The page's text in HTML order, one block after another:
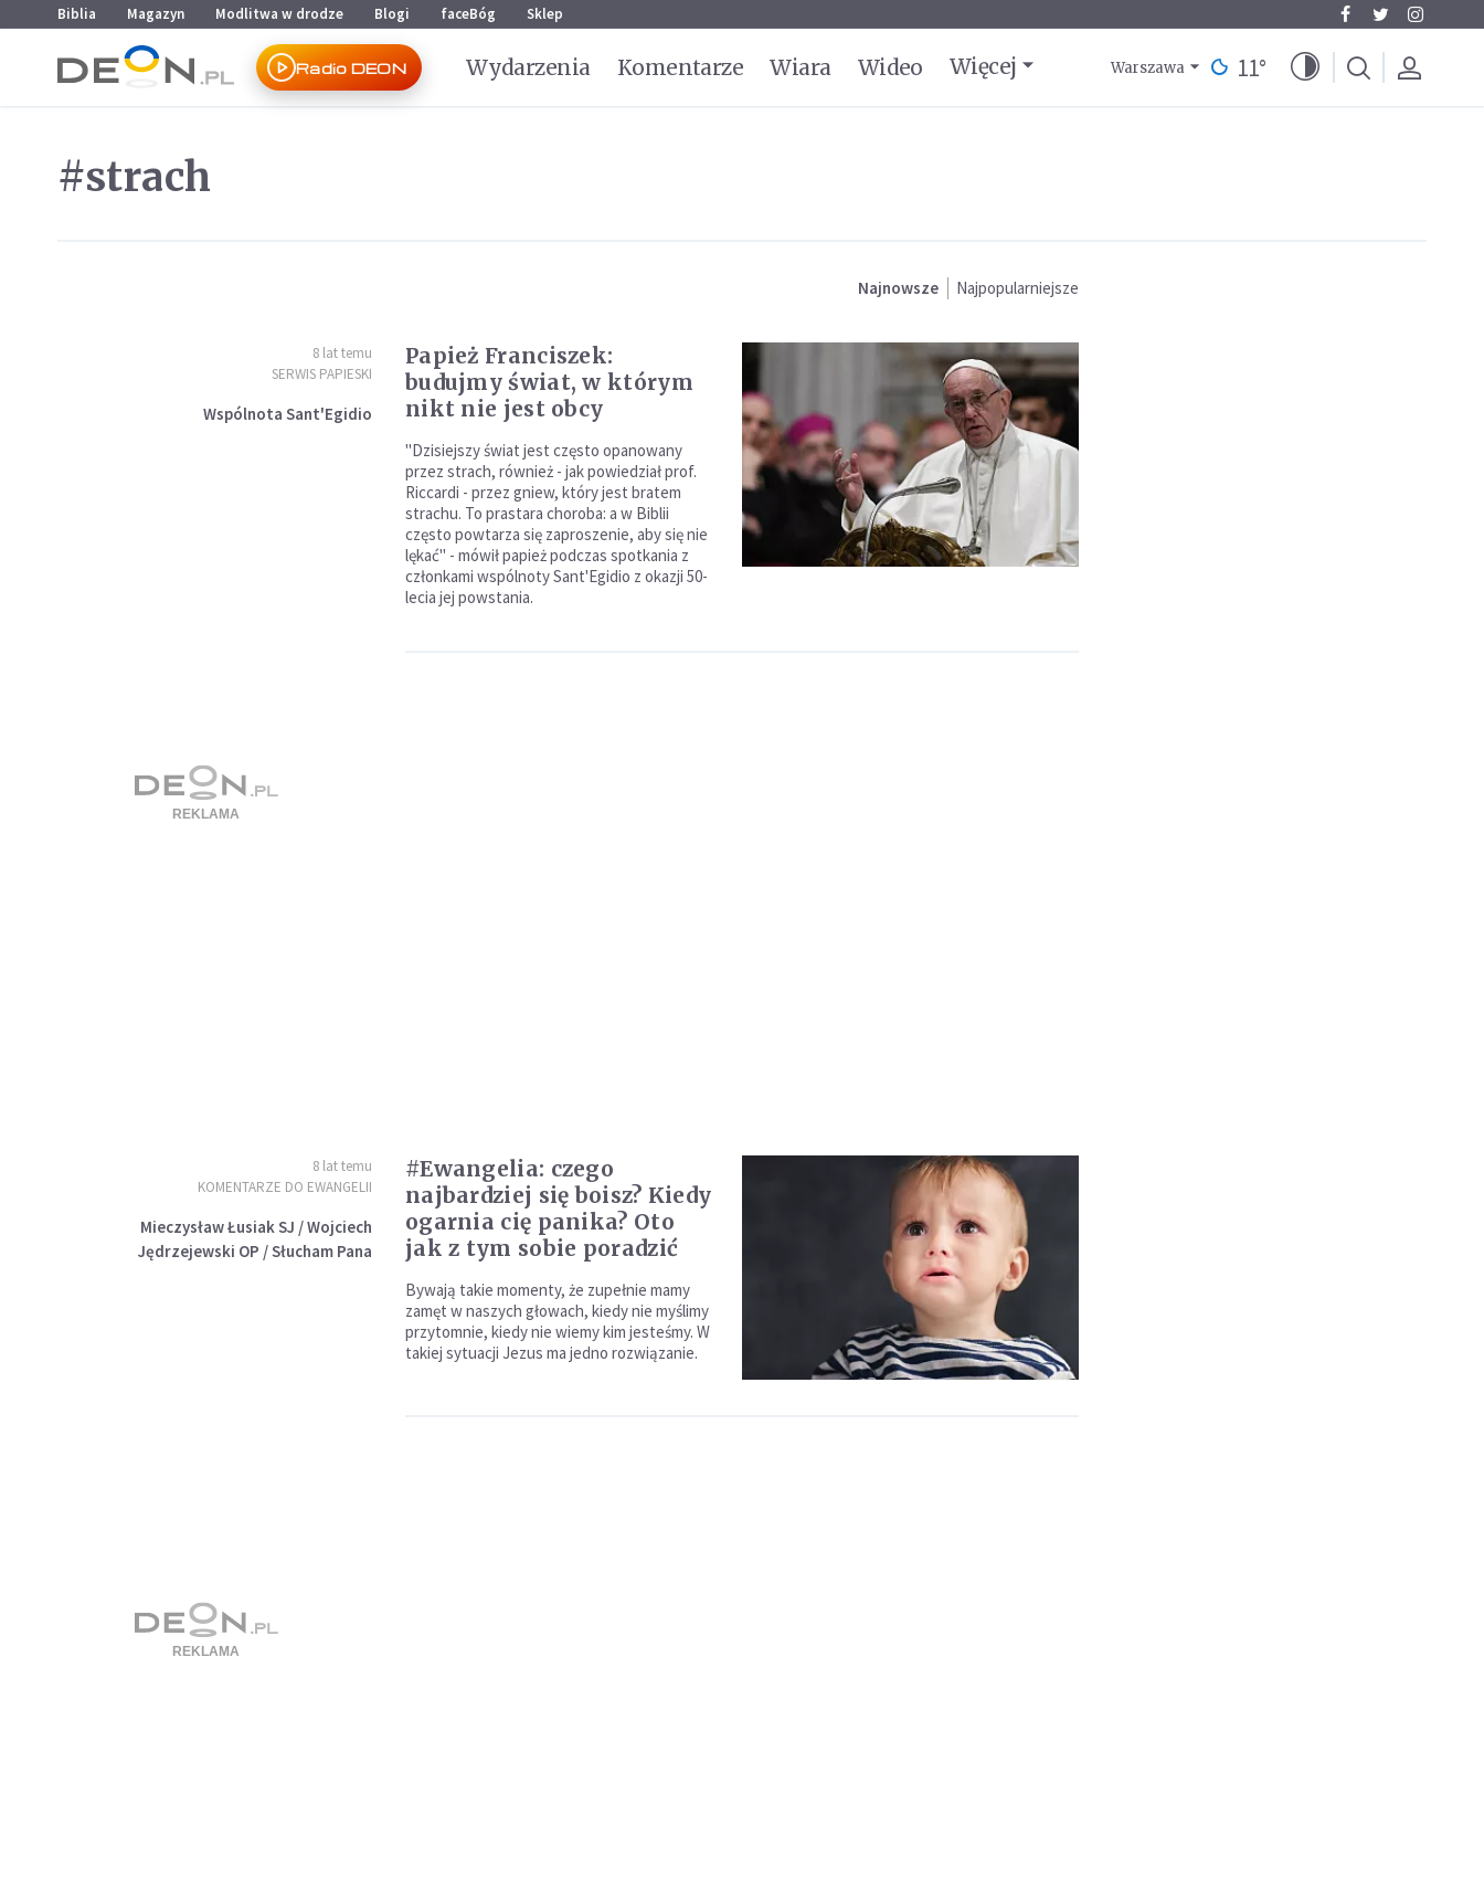
Przejdź do menu głównego
Przejdź do treści
Biblia Magazyn Modlitwa w drodze Blogi faceBóg Sklep
Radio DEON Wydarzenia Komentarze Wiara Wideo Więcej Warszawa 11°
#strach
Najnowsze Najpopularniejsze
8 lat temu
SERWIS PAPIESKI
Wspólnota Sant'Egidio
Papież Franciszek:
budujmy świat, w którym
nikt nie jest obcy
"Dzisiejszy świat jest często opanowany
przez strach, również - jak powiedział prof.
Riccardi - przez gniew, który jest bratem
strachu. To prastara choroba: a w Biblii
często powtarza się zaproszenie, aby się nie
lękać" - mówił papież podczas spotkania z
członkami wspólnoty Sant'Egidio z okazji 50-
lecia jej powstania.
8 lat temu
KOMENTARZE DO EWANGELII
Mieczysław Łusiak SJ / Wojciech
Jędrzejewski OP / Słucham Pana
#Ewangelia: czego
najbardziej się boisz? Kiedy
ogarnia cię panika? Oto
jak z tym sobie poradzić
Bywają takie momenty, że zupełnie mamy
zamęt w naszych głowach, kiedy nie myślimy
przytomnie, kiedy nie wiemy kim jesteśmy. W
takiej sytuacji Jezus ma jedno rozwiązanie.